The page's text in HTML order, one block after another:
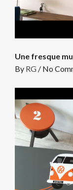
Une fresque
By RG / No